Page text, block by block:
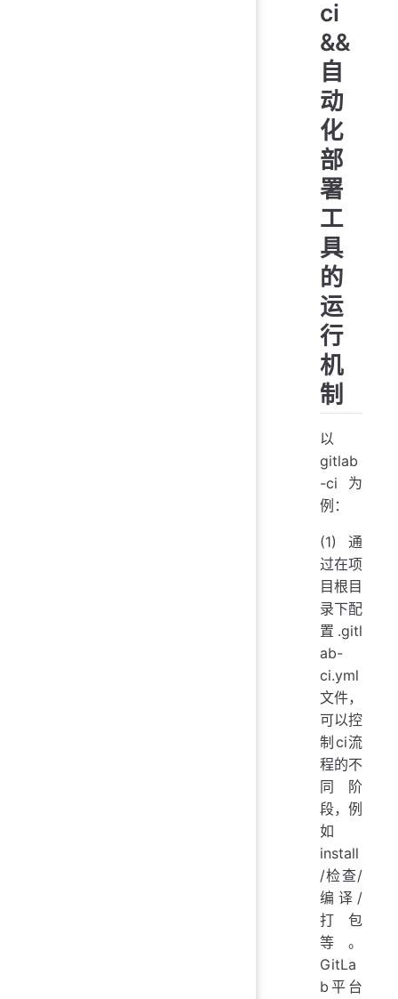
ci
&&
自
动
化
部
署
工
具
的
运
行
机
制
以
gitlab
-ci为
例：
(1) 通
过在项
目根目
录下配
置.gitl
ab-
ci.yml
文件，
可以控
制ci流
程的不
同阶
段，例
如
install
/检查/
编译/
打包
等。
GitLa
b平台